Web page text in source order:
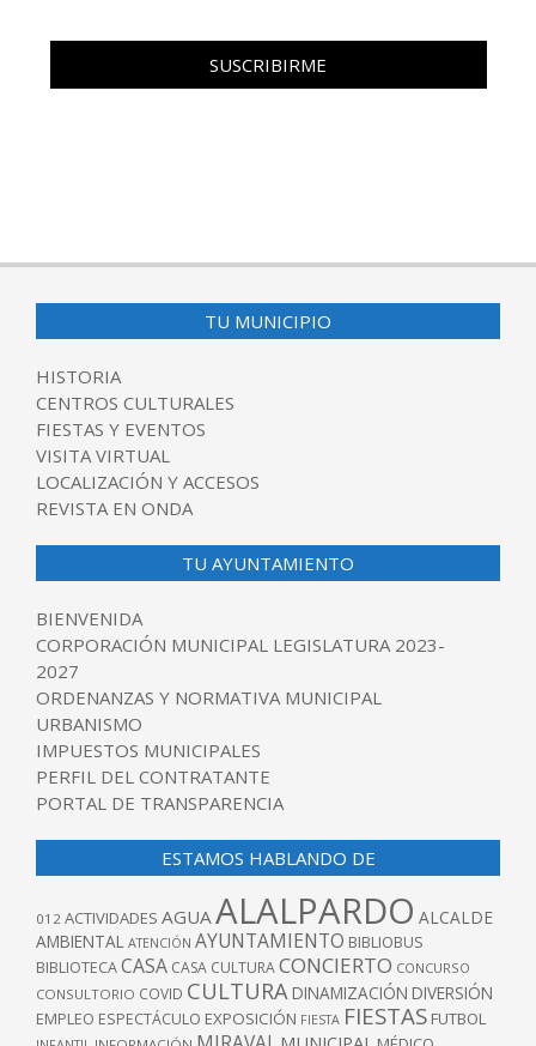
TU MUNICIPIO
HISTORIA
CENTROS CULTURALES
FIESTAS Y EVENTOS
VISITA VIRTUAL
LOCALIZACIÓN Y ACCESOS
REVISTA EN ONDA
TU AYUNTAMIENTO
BIENVENIDA
CORPORACIÓN MUNICIPAL LEGISLATURA 2023-
2027
ORDENANZAS Y NORMATIVA MUNICIPAL
URBANISMO
IMPUESTOS MUNICIPALES
PERFIL DEL CONTRATANTE
PORTAL DE TRANSPARENCIA
ESTAMOS HABLANDO DE
012 ACTIVIDADES AGUAALALPARDO ALCALDE
AMBIENTAL ATENCIÓN AYUNTAMIENTO BIBLIOBUS
BIBLIOTECACASA CASA CULTURACONCIERTO CONCURSO
CONSULTORIO COVID CULTURA DINAMIZACIÓN DIVERSIÓN
EMPLEO ESPECTÁCULO EXPOSICIÓN FIESTA FIESTAS FUTBOL